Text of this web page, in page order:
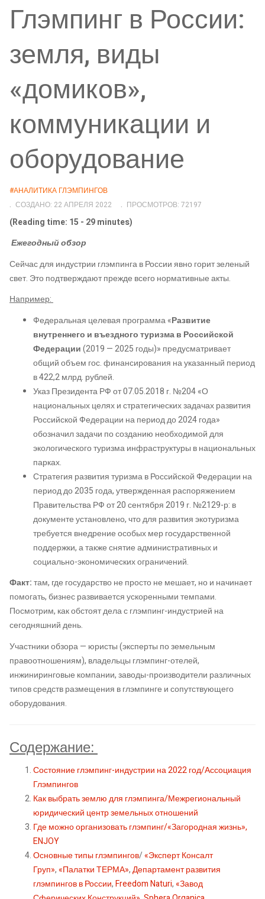
Глэмпинг в России:
земля, виды
«домиков»,
коммуникации и
оборудование
#АНАЛИТИКА ГЛЭМПИНГОВ
СОЗДАНО: 22 АПРЕЛЯ 2022
ПРОСМОТРОВ: 72197
(Reading time: 15 - 29 minutes)
Ежегодный обзор
Сейчас для индустрии глэмпинга в России явно горит зеленый
свет. Это подтверждают прежде всего нормативные акты.
Например:
Федеральная целевая программа «Развитие
внутреннего и въездного туризма в Российской
Федерации(2019 — 2025 годы)» предусматривает
общий объем гос. финансирования на указанный период
в 422,2 млрд. рублей.
Указ Президента РФ от 07.05.2018 г. №204 «О
национальных целях и стратегических задачах развития
Российской Федерации на период до 2024 года»
обозначил задачи по созданию необходимой для
экологического туризма инфраструктуры в национальных
парках.
Стратегия развития туризма в Российской Федерации на
период до 2035 года, утвержденная распоряжением
Правительства РФ от 20 сентября 2019 г. №2129-р: в
документе установлено, что для развития экотуризма
требуется внедрение особых мер государственной
поддержки, а также снятие административных и
социально-экономических ограничений.
Факт:там, где государство не просто не мешает, но и начинает
помогать, бизнес развивается ускоренными темпами.
Посмотрим, как обстоят дела с глэмпинг-индустрией на
сегодняшний день.
Участники обзора — юристы (эксперты по земельным
правоотношениям), владельцы глэмпинг-отелей,
инжиниринговые компании, заводы-производители различных
типов средств размещения в глэмпинге и сопутствующего
оборудования.
Содержание:
Состояние глэмпинг-индустрии на 2022 год/Ассоциация
Глэмпингов
Как выбрать землю для глэмпинга/Межрегиональный
юридический центр земельных отношений
Где можно организовать глэмпинг/«Загородная жизнь»,
ENJOY
Основные типы глэмпингов/«Эксперт Консалт
Груп»,«Палатки ТЕРМА»,Департамент развития
глэмпингов в России,Freedom Naturi,«Завод